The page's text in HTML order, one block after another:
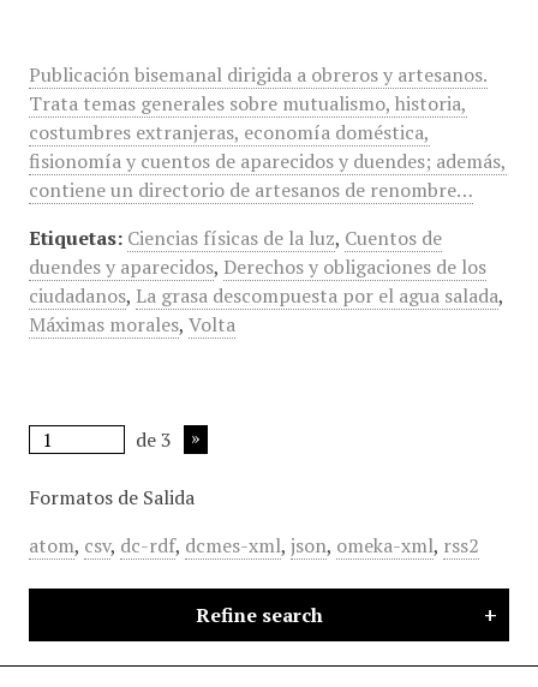
Publicación bisemanal dirigida a obreros y artesanos.
Trata temas generales sobre mutualismo, historia,
costumbres extranjeras, economía doméstica,
fisionomía y cuentos de aparecidos y duendes; además,
contiene un directorio de artesanos de renombre…
Etiquetas: Ciencias físicas de la luz, Cuentos de
duendes y aparecidos, Derechos y obligaciones de los
ciudadanos, La grasa descompuesta por el agua salada,
Máximas morales, Volta
de 3
Formatos de Salida
atom, csv, dc-rdf, dcmes-xml, json, omeka-xml, rss2
Refine search